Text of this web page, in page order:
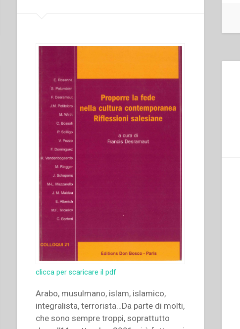
clicca per scaricare il pdf
Arabo, musulmano, islam, islamico,
integralista, terrorista…Da parte di molti,
che sono sempre troppi, soprattutto